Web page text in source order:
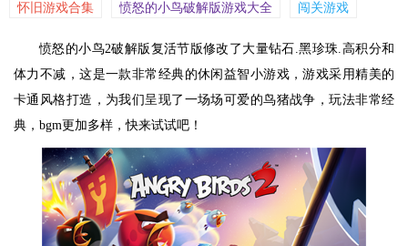
怀旧游戏合集 愤怒的小鸟破解版游戏大全 闯关游戏
愤怒的小鸟2破解版复活节版修改了大量钻石.黑珍珠.高积分和
体力不减，这是一款非常经典的休闲益智小游戏，游戏采用精美的
卡通风格打造，为我们呈现了一场场可爱的鸟猪战争，玩法非常经
典，bgm更加多样，快来试试吧！